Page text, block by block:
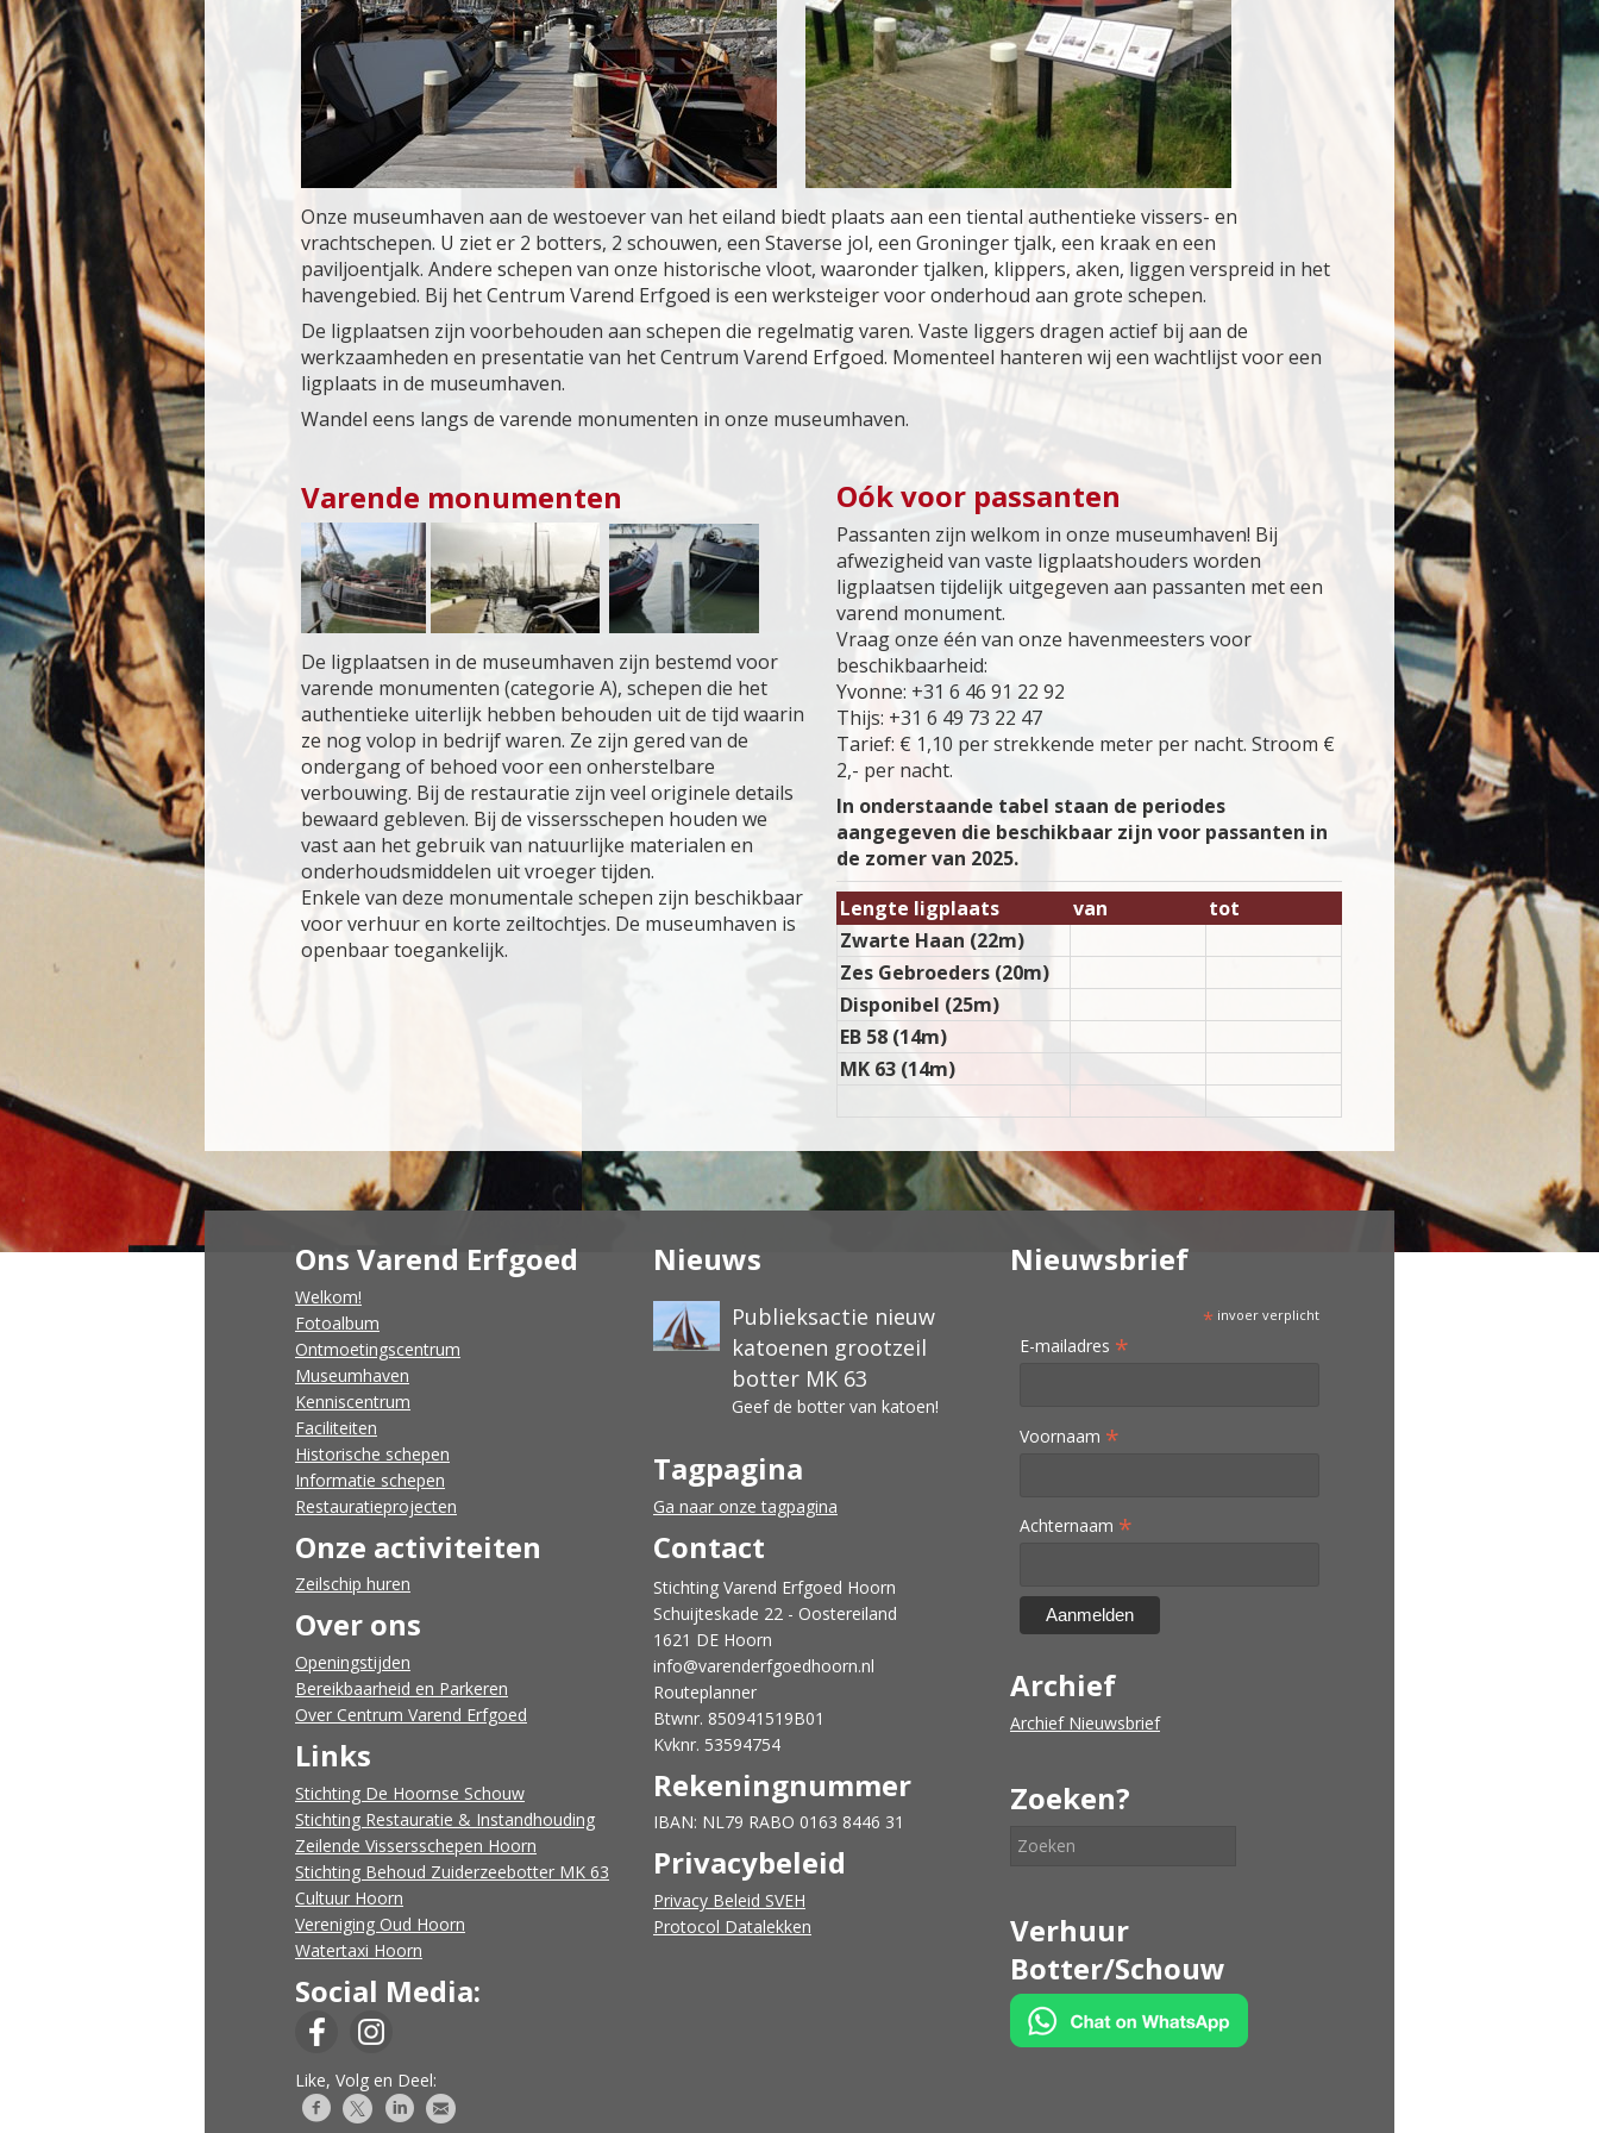
Onze museumhaven aan de westoever van het eiland biedt plaats aan een tiental authentieke vissers- en
vrachtschepen. U ziet er 2 botters, 2 schouwen, een Staverse jol, een Groninger tjalk, een kraak en een
paviljoentjalk. Andere schepen van onze historische vloot, waaronder tjalken, klippers, aken, liggen verspreid in het
havengebied. Bij het Centrum Varend Erfgoed is een werksteiger voor onderhoud aan grote schepen.
De ligplaatsen zijn voorbehouden aan schepen die regelmatig varen. Vaste liggers dragen actief bij aan de
werkzaamheden en presentatie van het Centrum Varend Erfgoed. Momenteel hanteren wij een wachtlijst voor een
ligplaats in de museumhaven.
Wandel eens langs de varende monumenten in onze museumhaven.
Varende monumenten
De ligplaatsen in de museumhaven zijn bestemd voor
varende monumenten (categorie A), schepen die het
authentieke uiterlijk hebben behouden uit de tijd waarin
ze nog volop in bedrijf waren. Ze zijn gered van de
ondergang of behoed voor een onherstelbare
verbouwing. Bij de restauratie zijn veel originele details
bewaard gebleven. Bij de vissersschepen houden we
vast aan het gebruik van natuurlijke materialen en
onderhoudsmiddelen uit vroeger tijden.
Enkele van deze monumentale schepen zijn beschikbaar
voor verhuur en korte zeiltochtjes. De museumhaven is
openbaar toegankelijk.
Oók voor passanten
Passanten zijn welkom in onze museumhaven! Bij
afwezigheid van vaste ligplaatshouders worden
ligplaatsen tijdelijk uitgegeven aan passanten met een
varend monument.
Vraag onze één van onze havenmeesters voor
beschikbaarheid:
Yvonne: +31 6 46 91 22 92
Thijs: +31 6 49 73 22 47
Tarief: € 1,10 per strekkende meter per nacht. Stroom €
2,- per nacht.
In onderstaande tabel staan de periodes
aangegeven die beschikbaar zijn voor passanten in
de zomer van 2025.
Lengte ligplaats
van
tot
Zwarte Haan (22m)
Zes Gebroeders (20m)
Disponibel (25m)
EB 58 (14m)
MK 63 (14m)
Ons Varend Erfgoed
Welkom!
Fotoalbum
Ontmoetingscentrum
Museumhaven
Kenniscentrum
Faciliteiten
Historische schepen
Informatie schepen
Restauratieprojecten
Onze activiteiten
​Zeilschip huren
Over ons
​Openingstijden
Bereikbaarheid en Parkeren
Over Centrum Varend Erfgoed
Links
Stichting De Hoornse Schouw
Stichting Restauratie & Instandhouding
Zeilende Vissersschepen Hoorn
Stichting Behoud Zuiderzeebotter MK 63
Cultuur Hoorn
Vereniging Oud Hoorn
Watertaxi Hoorn
Social Media:
Like, Volg en Deel:
Nieuws
Publieksactie nieuw
katoenen grootzeil
botter MK 63
Geef de botter van katoen!
Tagpagina
Ga naar onze tagpagina
Contact
Stichting Varend Erfgoed Hoorn
Schuijteskade 22 - Oostereiland
1621 DE Hoorn
info@varenderfgoedhoorn.nl
Routeplanner
Btwnr. 850941519B01
Kvknr. 53594754
Rekeningnummer
IBAN: NL79 RABO 0163 8446 31
Privacybeleid
Privacy Beleid SVEH
Protocol Datalekken
Nieuwsbrief
*invoer verplicht
E-mailadres *
Voornaam *
Achternaam *
Archief
Archief Nieuwsbrief
Zoeken?
Verhuur
Botter/Schouw